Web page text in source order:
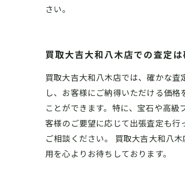
さい。
買取大吉大和八木店での査定
買取大吉大和八木店では、確かな
し、お客様にご納得いただける価
ことができます。特に、宝石や高
客様のご要望に応じて出張査定も行
ご相談ください。 買取大吉大和八
用を心よりお待ちしております。